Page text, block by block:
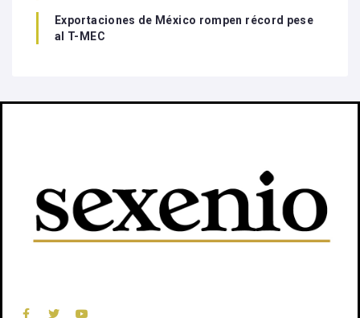
Exportaciones de México rompen récord pese
al T-MEC